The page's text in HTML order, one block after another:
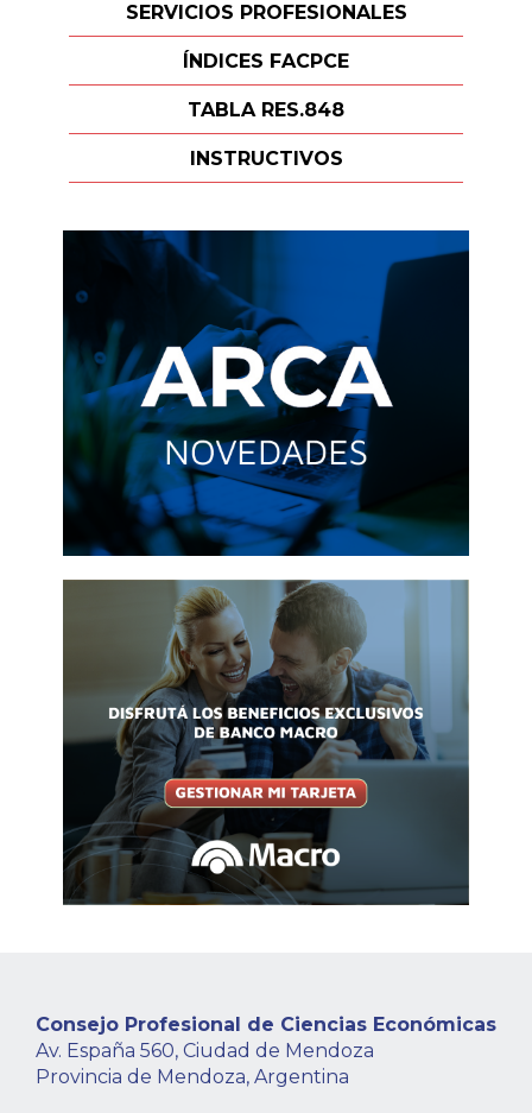
SERVICIOS PROFESIONALES
ÍNDICES FACPCE
TABLA RES.848
INSTRUCTIVOS
Consejo Profesional de Ciencias Económicas
Av. España 560, Ciudad de Mendoza
Provincia de Mendoza, Argentina